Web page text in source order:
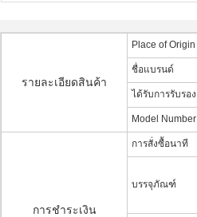
รายละเอียดสินค้า
Place of Origin
ชื่อแบรนด์
ได้รับการรับรอง
Model Number
การชำระเงิน
การสั่งซื้อนาที
บรรจุภัณฑ์